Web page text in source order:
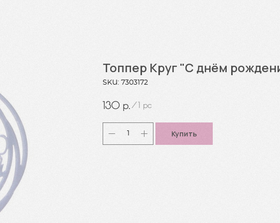
Топпер Круг "С днём
SKU: 7303172
130 р. /1 pc
Купить